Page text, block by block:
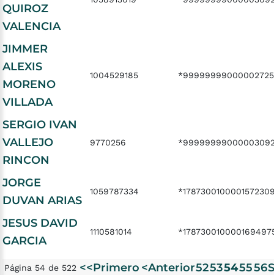
QUIROZ
VALENCIA
JIMMER
ALEXIS
MORENO
VILLADA
1004529185
SERGIO IVAN
VALLEJO
RINCON
9770256
JORGE
DUVAN ARIAS
1059787334
JESUS DAVID
GARCIA
1110581014
Página 54 de 522 <<Primero <Anterior5253545556